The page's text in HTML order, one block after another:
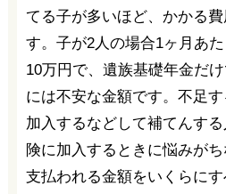
てる子が多いほど、かかる
す。子が2人の場合1ヶ月あ
10万円で、遺族基礎年金だ
には不安な金額です。不足
加入するなどして補てんす
険に加入するときに悩みが
支払われる金額をいくらに